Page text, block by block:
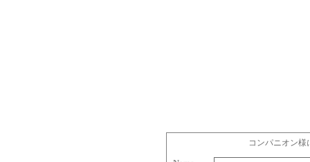
コンパニオン